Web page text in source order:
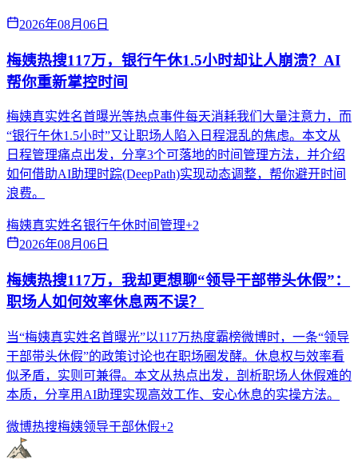
2026年08月06日
梅姨热搜117万，银行午休1.5小时却让人崩溃？AI
帮你重新掌控时间
梅姨真实姓名首曝光等热点事件每天消耗我们大量注意力，而
“银行午休1.5小时”又让职场人陷入日程混乱的焦虑。本文从
日程管理痛点出发，分享3个可落地的时间管理方法，并介绍
如何借助AI助理时踪(DeepPath)实现动态调整，帮你避开时间
浪费。
梅姨真实姓名银行午休时间管理+2
2026年08月06日
梅姨热搜117万，我却更想聊“领导干部带头休假”：
职场人如何效率休息两不误？
当“梅姨真实姓名首曝光”以117万热度霸榜微博时，一条“领导
干部带头休假”的政策讨论也在职场圈发酵。休息权与效率看
似矛盾，实则可兼得。本文从热点出发，剖析职场人休假难的
本质，分享用AI助理实现高效工作、安心休息的实操方法。
微博热搜梅姨领导干部休假+2